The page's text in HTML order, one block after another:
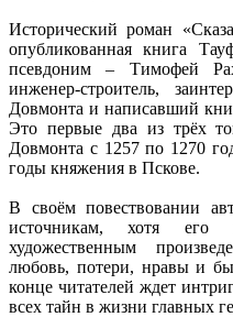
Исторический роман
опубликованная книга
псевдоним – Тимофей
инженер-строитель,
Довмонта и написавший
Это первые два из трёх
Довмонта с 1257 по 1270
годы княжения в Пскове.
В своём повествовании
источникам, хотя его
художественным
любовь, потери, нравы и
конце читателей ждет
всех тайн в жизни главных